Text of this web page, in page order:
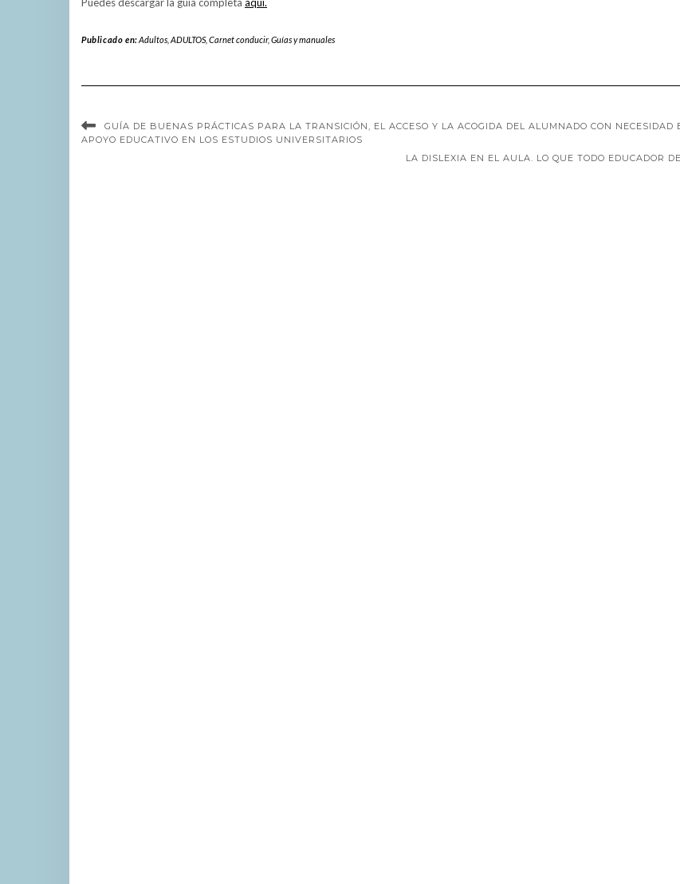
Puedes descargar la guía completa aquí.
Publicado en:Adultos ,ADULTOS,Carnet conducir,Guías y manuales
GUÍA DE BUENAS PRÁCTICAS PARA LA TRANSICIÓN, EL ACCESO Y LA ACOGIDA DEL ALUMNADO CON NECESIDAD
APOYO EDUCATIVO EN LOS ESTUDIOS UNIVERSITARIOS
LA DISLEXIA EN EL AULA. LO QUE TODO EDUCADOR